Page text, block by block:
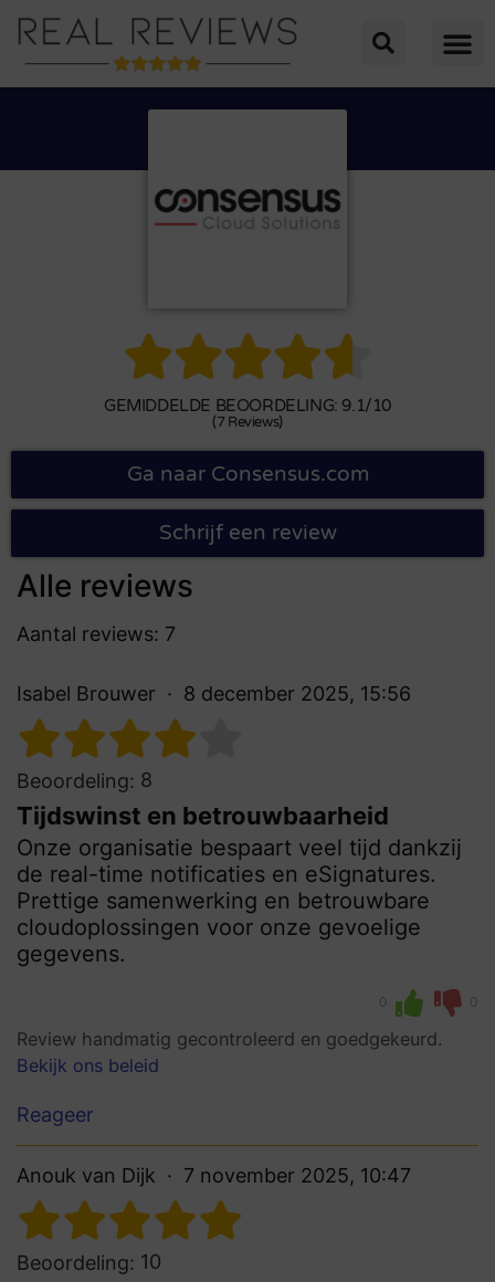

GEMIDDELDE BEOORDELING: 9.1/10
(7 Reviews)
Ga naar Consensus.com
Schrijf een review
Alle reviews
Aantal reviews: 7
Isabel Brouwer 8 december 2025, 15:56
Beoordeling: 8
Tijdswinst en betrouwbaarheid
Onze organisatie bespaart veel tijd dankzij
de real-time notificaties en eSignatures.
Prettige samenwerking en betrouwbare
cloudoplossingen voor onze gevoelige
gegevens.
0 0
Review handmatig gecontroleerd en goedgekeurd.
Bekijk ons beleid
Reageer
Anouk van Dijk 7 november 2025, 10:47
Beoordeling: 10